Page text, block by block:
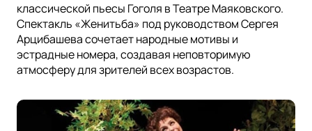
классической пьесы Гоголя в Театре Маяковского.
Спектакль «Женитьба» под руководством Сергея
Арцибашева сочетает народные мотивы и
эстрадные номера, создавая неповторимую
атмосферу для зрителей всех возрастов.